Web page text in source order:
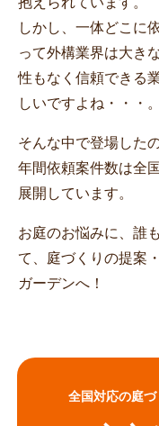
しかし、一体どこに
って外構業界は大き
性もなく信頼できる
しいですよね・・・。
そんな中で登場した
年間依頼案件数は全
展開しています。
お庭のお悩みに、誰
て、庭づくりの提案
ガーデンへ！
全国対応の庭